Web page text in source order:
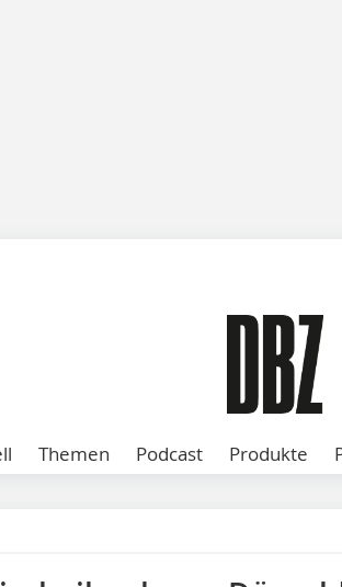
Themen Podcast Produkte